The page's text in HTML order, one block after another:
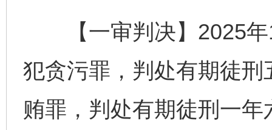
【一审判决】2025年
犯贪污罪，判处有期徒
贿罪，判处有期徒刑一